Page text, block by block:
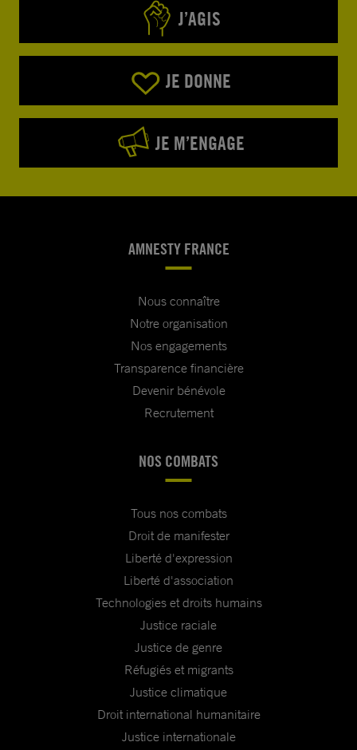
J’AGIS
JE DONNE
JE M’ENGAGE
AMNESTY FRANCE
Nous connaître
Notre organisation
Nos engagements
Transparence financière
Devenir bénévole
Recrutement
NOS COMBATS
Tous nos combats
Droit de manifester
Liberté d'expression
Liberté d'association
Technologies et droits humains
Justice raciale
Justice de genre
Réfugiés et migrants
Justice climatique
Droit international humanitaire
Justice internationale